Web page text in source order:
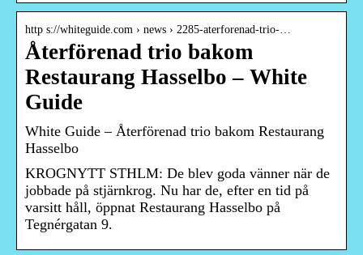
http s://whiteguide.com › news › 2285-aterforenad-trio-…
Återförenad trio bakom
Restaurang Hasselbo – White
Guide
White Guide – Återförenad trio bakom Restaurang
Hasselbo
KROGNYTT STHLM: De blev goda vänner när de
jobbade på stjärnkrog. Nu har de, efter en tid på
varsitt håll, öppnat Restaurang Hasselbo på
Tegnérgatan 9.